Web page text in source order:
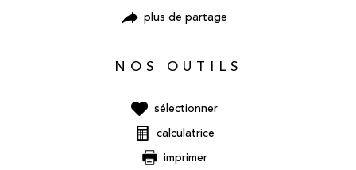
plus de partage
NOS OUTILS
sélectionner
calculatrice
imprimer